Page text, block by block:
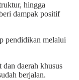
hingga
dampak positif
pendidikan melalui
daerah khusus
berjalan.